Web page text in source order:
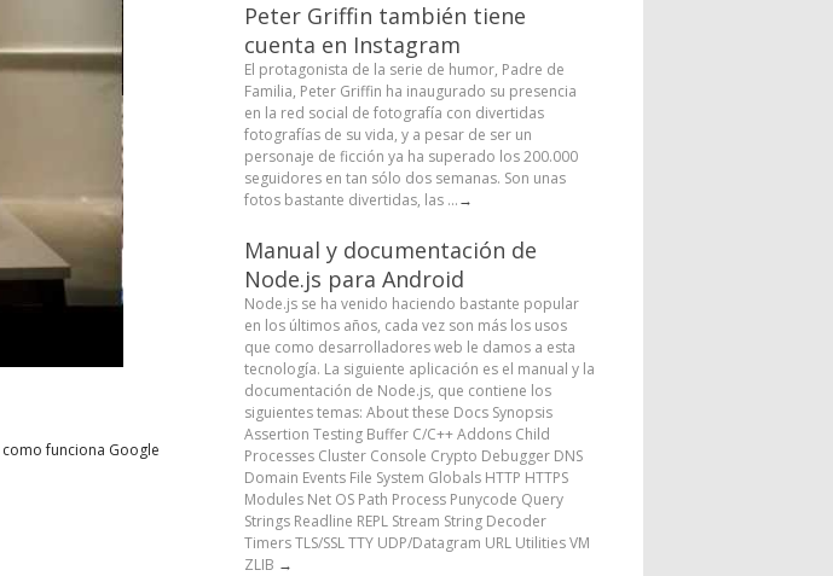
funciona Google
Peter Griffin también tiene
cuenta en Instagram
El protagonista de la serie de humor, Padre de
Familia, Peter Griffin ha inaugurado su presencia
en la red social de fotografía con divertidas
fotografías de su vida, y a pesar de ser un
personaje de ficción ya ha superado los 200.000
seguidores en tan sólo dos semanas. Son unas
fotos bastante divertidas, las ...→
Manual y documentación de
Node.js para Android
Node.js se ha venido haciendo bastante popular
en los últimos años, cada vez son más los usos
que como desarrolladores web le damos a esta
tecnología. La siguiente aplicación es el manual y la
documentación de Node.js, que contiene los
siguientes temas: About these Docs Synopsis
Assertion Testing Buffer C/C++ Addons Child
Processes Cluster Console Crypto Debugger DNS
Domain Events File System Globals HTTP HTTPS
Modules Net OS Path Process Punycode Query
Strings Readline REPL Stream String Decoder
Timers TLS/SSL TTY UDP/Datagram URL Utilities VM
ZLIB →